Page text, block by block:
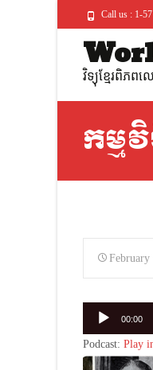
Call us : 1-
វិទ្យុខ្មែរពិភព
កម្ម
February
Audio
Player
00:00
Podcast: Play